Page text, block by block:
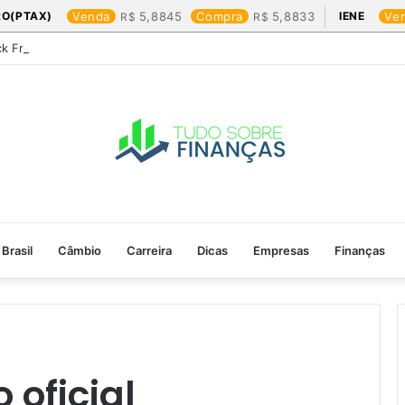
Venda 5,8845 Compra 5,8833 IENE
Friday: os produtos que mais valem a pena
Brasil Câmbio Carreira Dicas Empresas Finanças
oficial​